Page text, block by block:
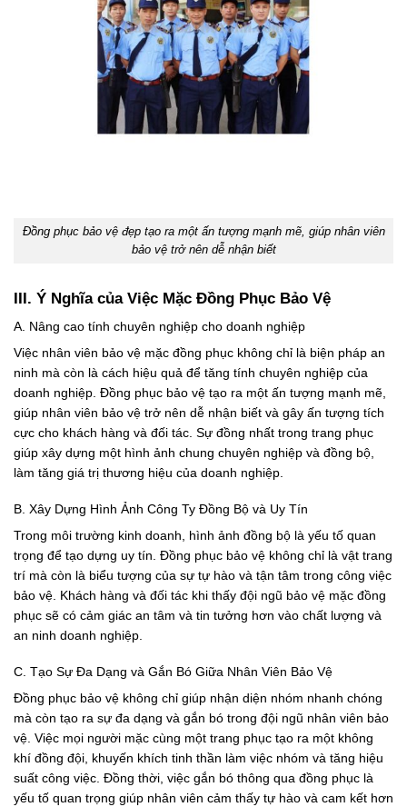
Đồng phục bảo vệ đẹp tạo ra một ấn tượng mạnh mẽ, giúp nhân viên
bảo vệ trở nên dễ nhận biết
III. Ý Nghĩa của Việc Mặc Đồng Phục Bảo Vệ
A. Nâng cao tính chuyên nghiệp cho doanh nghiệp
Việc nhân viên bảo vệ mặc đồng phục không chỉ là biện pháp an
ninh mà còn là cách hiệu quả để tăng tính chuyên nghiệp của
doanh nghiệp. Đồng phục bảo vệ tạo ra một ấn tượng mạnh mẽ,
giúp nhân viên bảo vệ trở nên dễ nhận biết và gây ấn tượng tích
cực cho khách hàng và đối tác. Sự đồng nhất trong trang phục
giúp xây dựng một hình ảnh chung chuyên nghiệp và đồng bộ,
làm tăng giá trị thương hiệu của doanh nghiệp.
B. Xây Dựng Hình Ảnh Công Ty Đồng Bộ và Uy Tín
Trong môi trường kinh doanh, hình ảnh đồng bộ là yếu tố quan
trọng để tạo dựng uy tín. Đồng phục bảo vệ không chỉ là vật trang
trí mà còn là biểu tượng của sự tự hào và tận tâm trong công việc
bảo vệ. Khách hàng và đối tác khi thấy đội ngũ bảo vệ mặc đồng
phục sẽ có cảm giác an tâm và tin tưởng hơn vào chất lượng và
an ninh doanh nghiệp.
C. Tạo Sự Đa Dạng và Gắn Bó Giữa Nhân Viên Bảo Vệ
Đồng phục bảo vệ không chỉ giúp nhận diện nhóm nhanh chóng
mà còn tạo ra sự đa dạng và gắn bó trong đội ngũ nhân viên bảo
vệ. Việc mọi người mặc cùng một trang phục tạo ra một không
khí đồng đội, khuyến khích tinh thần làm việc nhóm và tăng hiệu
suất công việc. Đồng thời, việc gắn bó thông qua đồng phục là
yếu tố quan trọng giúp nhân viên cảm thấy tự hào và cam kết hơn